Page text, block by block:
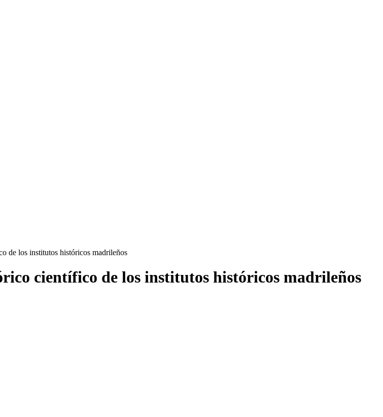
de los institutos históricos madrileños
científico de los institutos históricos madrileños